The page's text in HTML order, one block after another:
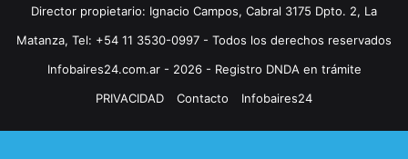
Director propietario: Ignacio Campos, Cabral 3175 Dpto. 2, La
Matanza, Tel: +54 11 3530-0997 - Todos los derechos reservados
Infobaires24.com.ar - 2026 - Registro DNDA en trámite
PRIVACIDAD
Contacto Infobaires24